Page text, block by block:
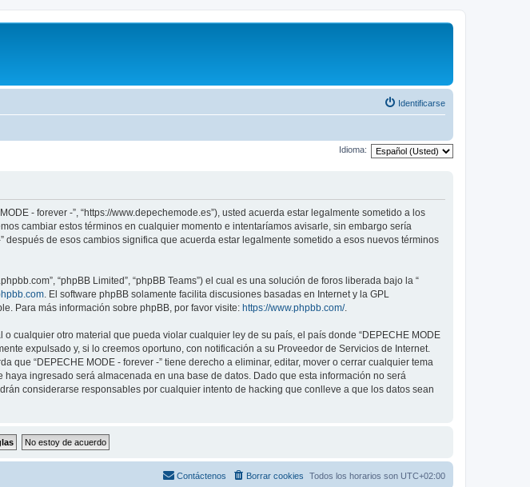
Identificarse
Idioma:
- forever -”, “https://www.depechemode.es”), usted acuerda estar legalmente sometido a los
cambiar estos términos en cualquier momento e intentaríamos avisarle, sin embargo sería
de esos cambios significa que acuerda estar legalmente sometido a esos nuevos términos
“phpBB Limited”, “phpBB Teams”) el cual es una solución de foros liberada bajo la “
. El software phpBB solamente facilita discusiones basadas en Internet y la GPL
Para más información sobre phpBB, por favor visite: https://www.phpbb.com/.
cualquier otro material que pueda violar cualquier ley de su país, el país donde “DEPECHE MODE
expulsado y, si lo creemos oportuno, con notificación a su Proveedor de Servicios de Internet.
“DEPECHE MODE - forever -” tiene derecho a eliminar, editar, mover o cerrar cualquier tema
ingresado será almacenada en una base de datos. Dado que esta información no será
considerarse responsables por cualquier intento de hacking que conlleve a que los datos sean
Todos los horarios son UTC+02:00
Borrar cookies
Contáctenos